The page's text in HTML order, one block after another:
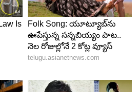
విద్యార్థినులు, ఉద్యోగాల్లో ఉన్న
ప్రత్యేక సెలవులు
ఆదేశాలు ఇవ్వాలని ఆయన
సీనియర్ న్యాయవాది ఎమ్
ఇప్పటికే మహిళలకు పీరియడ్